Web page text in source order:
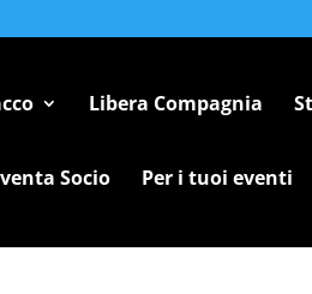
Libera Compagnia
Socio Per i tuoi eventi